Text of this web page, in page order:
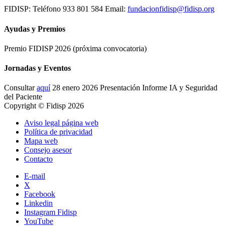
FIDISP: Teléfono 933 801 584 Email: fundacionfidisp@fidisp.org
Ayudas y Premios
Premio FIDISP 2026 (próxima convocatoria)
Jornadas y Eventos
Consultaraquí28 enero 2026 Presentación Informe IA y Seguridad
del Paciente
Copyright © Fidisp 2026
Aviso legal página web
Política de privacidad
Mapa web
Consejo asesor
Contacto
E-mail
X
Facebook
Linkedin
Instagram Fidisp
YouTube